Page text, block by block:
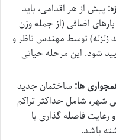
پیش از هر اقدامی، باید
اضافی (از جمله وزن
زلزله) توسط مهندس ناظر و
شود. این مرحله حیاتی
ها: ساختمان جدید
شهر، شامل حداکثر تراکم
رعایت فاصله گذاری با
باشد.